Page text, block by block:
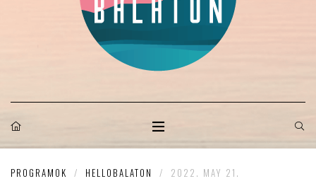
PROGRAMOK / HELLOBALATON / 2022. MAY 21.